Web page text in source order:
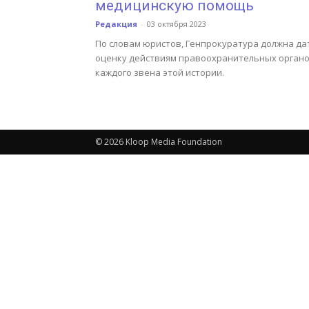
медицинскую помощь
Редакция - 03 октября 2023
По словам юристов, Генпрокуратура должна
оценку действиям правоохранительных
каждого звена этой истории.
© 2026 Kloop Media Foundation